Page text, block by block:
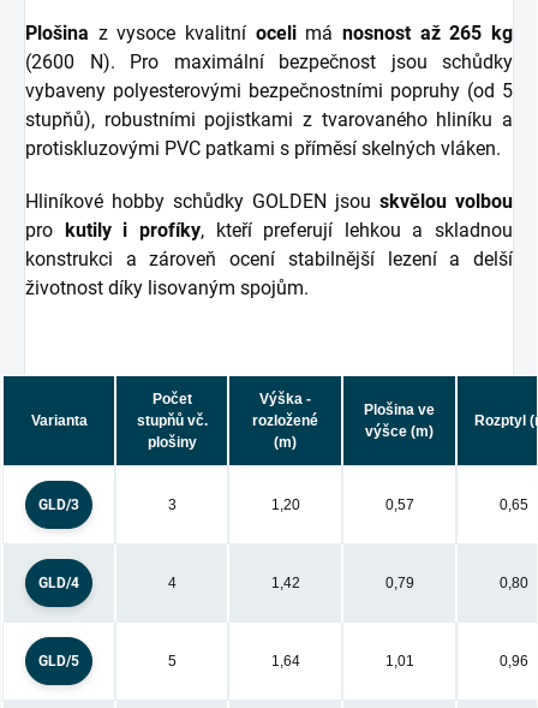
Plošina z vysoce kvalitní ocelimánosnost až 265 kg
(2600 N). Pro maximální bezpečnost jsou schůdky
vybaveny polyesterovými bezpečnostními popruhy (od 5
stupňů), robustními pojistkami z tvarovaného hliníku a
protiskluzovými PVC patkami s příměsí skelných vláken.
Hliníkové hobby schůdky GOLDEN jsou skvělou volbou
pro kutily i profíky, kteří preferují lehkou a skladnou
konstrukci a zároveň ocení stabilnější lezení a delší
životnost díky lisovaným spojům.
Varianta
Počet
stupňů vč.
plošiny
Výška -
rozložené
(m)
Plošina ve
výšce (m)
Rozptyl
GLD/3 3 1,20 0,57 0,65
GLD/4 4 1,42 0,79 0,80
GLD/5 5 1,64 1,01 0,96